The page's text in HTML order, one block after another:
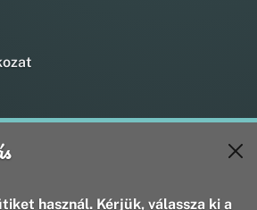
használ. Kérjük, válassza ki a